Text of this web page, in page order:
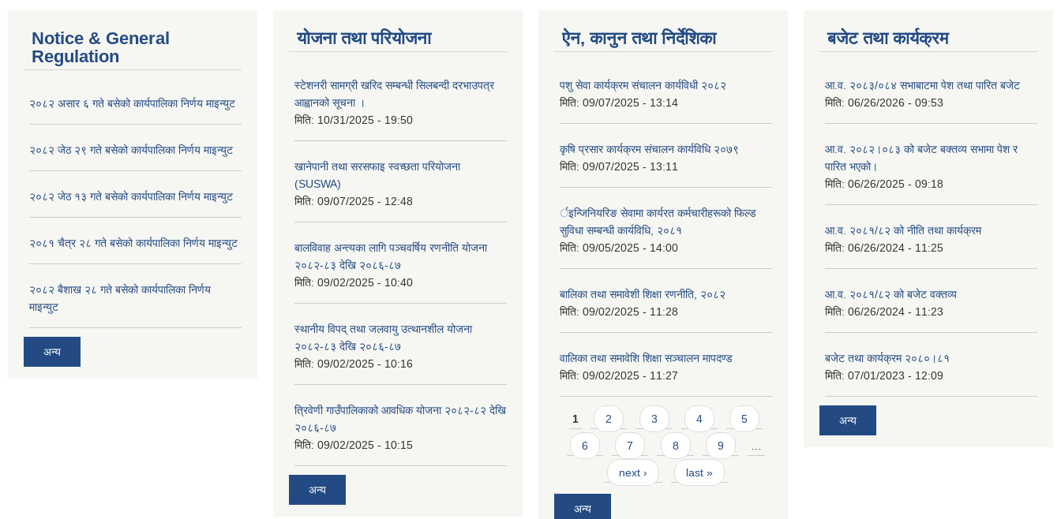
Notice & General
Regulation
२०८२ असार ६ गते बसेको कार्यपालिका निर्णय माइन्युट
२०८२ जेठ २९ गते बसेको कार्यपालिका निर्णय माइन्युट
२०८२ जेठ १३ गते बसेको कार्यपालिका निर्णय माइन्युट
२०८१ चैत्र २८ गते बसेको कार्यपालिका निर्णय माइन्युट
२०८२ बैशाख २८ गते बसेको कार्यपालिका निर्णय
माइन्युट
अन्य
योजना तथा परियोजना
स्टेशनरी सामग्री खरिद सम्बन्धी सिलबन्दी दरभाउपत्र
आह्वानको सूचना ।
मिति: 10/31/2025 - 19:50
खानेपानी तथा सरसफाइ स्वच्छता परियोजना
(SUSWA)
मिति: 09/07/2025 - 12:48
बालविवाह अन्त्यका लागि पञ्चवर्षिय रणनीति योजना
२०८२-८३ देखि २०८६-८७
मिति: 09/02/2025 - 10:40
स्थानीय विपद् तथा जलवायु उत्थानशील योजना
२०८२-८३ देखि २०८६-८७
मिति: 09/02/2025 - 10:16
त्रिवेणी गाउँपालिकाको आवधिक योजना २०८२-८२ देखि
२०८६-८७
मिति: 09/02/2025 - 10:15
अन्य
ऐन, कानुन तथा निर्देशिका
पशु सेवा कार्यक्रम संचालन कार्यविधी २०८२
मिति: 09/07/2025 - 13:14
कृषि प्रसार कार्यक्रम संचालन कार्यविधि २०७९
मिति: 09/07/2025 - 13:11
र्इन्जिनियरिङ सेवामा कार्यरत कर्मचारीहरूको फिल्ड
सुविधा सम्बन्धी कार्यविधि, २०८१
मिति: 09/05/2025 - 14:00
बालिका तथा समावेशी शिक्षा रणनीति, २०८२
मिति: 09/02/2025 - 11:28
वालिका तथा समावेशि शिक्षा सञ्चालन मापदण्ड
मिति: 09/02/2025 - 11:27
Pages
1 2 3 4 5
6 7 8 9
next › last »
अन्य
बजेट तथा कार्यक्रम
आ.व. २०८३/०८४ सभाबाटमा पेश तथा पारित बजेट
मिति: 06/26/2026 - 09:53
आ‍.व. २०८२।०८३ को बजेट बक्तव्य सभामा पेश र
पारित भएको।
मिति: 06/26/2025 - 09:18
आ.व. २०८१/८२ को नीति तथा कार्यक्रम
मिति: 06/26/2024 - 11:25
आ.व. २०८१/८२ को बजेट वक्तव्य
मिति: 06/26/2024 - 11:23
बजेट तथा कार्यक्रम २०८०।८१
मिति: 07/01/2023 - 12:09
अन्य